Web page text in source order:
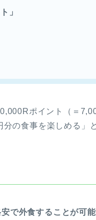
」
ポイント（＝
の食事を楽しめる」
で外食することが可